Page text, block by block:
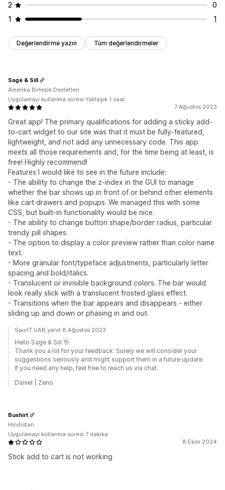
2
0
1
1
Değerlendirme yazın Tüm değerlendirmeler
7 Ağustos 2023
Great app! The primary qualifications for adding a sticky add-
to-cart widget to our site was that it must be fully-featured,
lightweight, and not add any unnecessary code. This app
meets all those requirements and, for the time being at least, is
free! Highly recommend!
Features I would like to see in the future include:
- The ability to change the z-index in the GUI to manage
whether the bar shows up in front of or behind other elements
like cart drawers and popups. We managed this with some
CSS, but built-in functionality would be nice.
- The ability to change button shape/border radius, particular
trendy pill shapes.
- The option to display a color preview rather than color name
text.
- More granular font/typeface adjustments, particularly letter
spacing and bold/italics.
- Translucent or invisible background colors. The bar would
look really slick with a translucent frosted glass effect.
- Transitions when the bar appears and disappears - either
sliding up and down or phasing in and out.
Sage & Sill
Amerika Birleşik Devletleri
Uygulamayı kullanma süresi:Yaklaşık 1 saat
SpurIT UAB yanıt 8 Ağustos 2023
Hello Sage & Sill 👋
Thank you a lot for your feedback. Surely we will consider your
suggestions seriously and might support them in a future update.
If you need any help, feel free to reach us via chat.
Daniel | Zeno
8 Ekim 2024
Stick add to cart is not working
Bushirt
Hindistan
Uygulamayı kullanma süresi:7 dakika